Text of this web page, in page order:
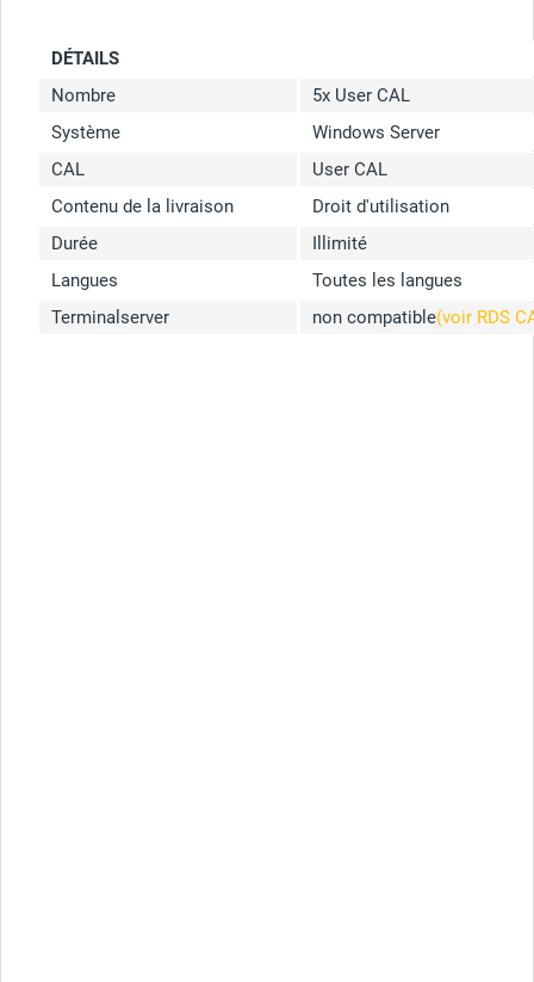
DÉTAILS
Nombre
5x User CAL
Système
Windows Server
CAL
User CAL
Contenu de la livraison
Droit d'utilisation
Durée
Illimité
Langues
Toutes les langues
Terminalserver
non compatible(voir RDS